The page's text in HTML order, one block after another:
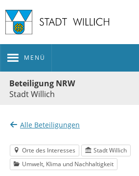
MENÜ
Beteiligung NRW
Stadt Willich
Alle Beteiligungen
Orte des Interesses
Stadt Willich
Umwelt, Klima und Nachhaltigkeit